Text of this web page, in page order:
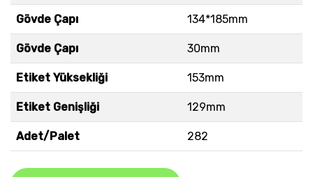
Gövde Çapı 134*185mm
Gövde Çapı 30mm
Etiket Yüksekliği 153mm
Etiket Genişliği 129mm
Adet/Palet 282